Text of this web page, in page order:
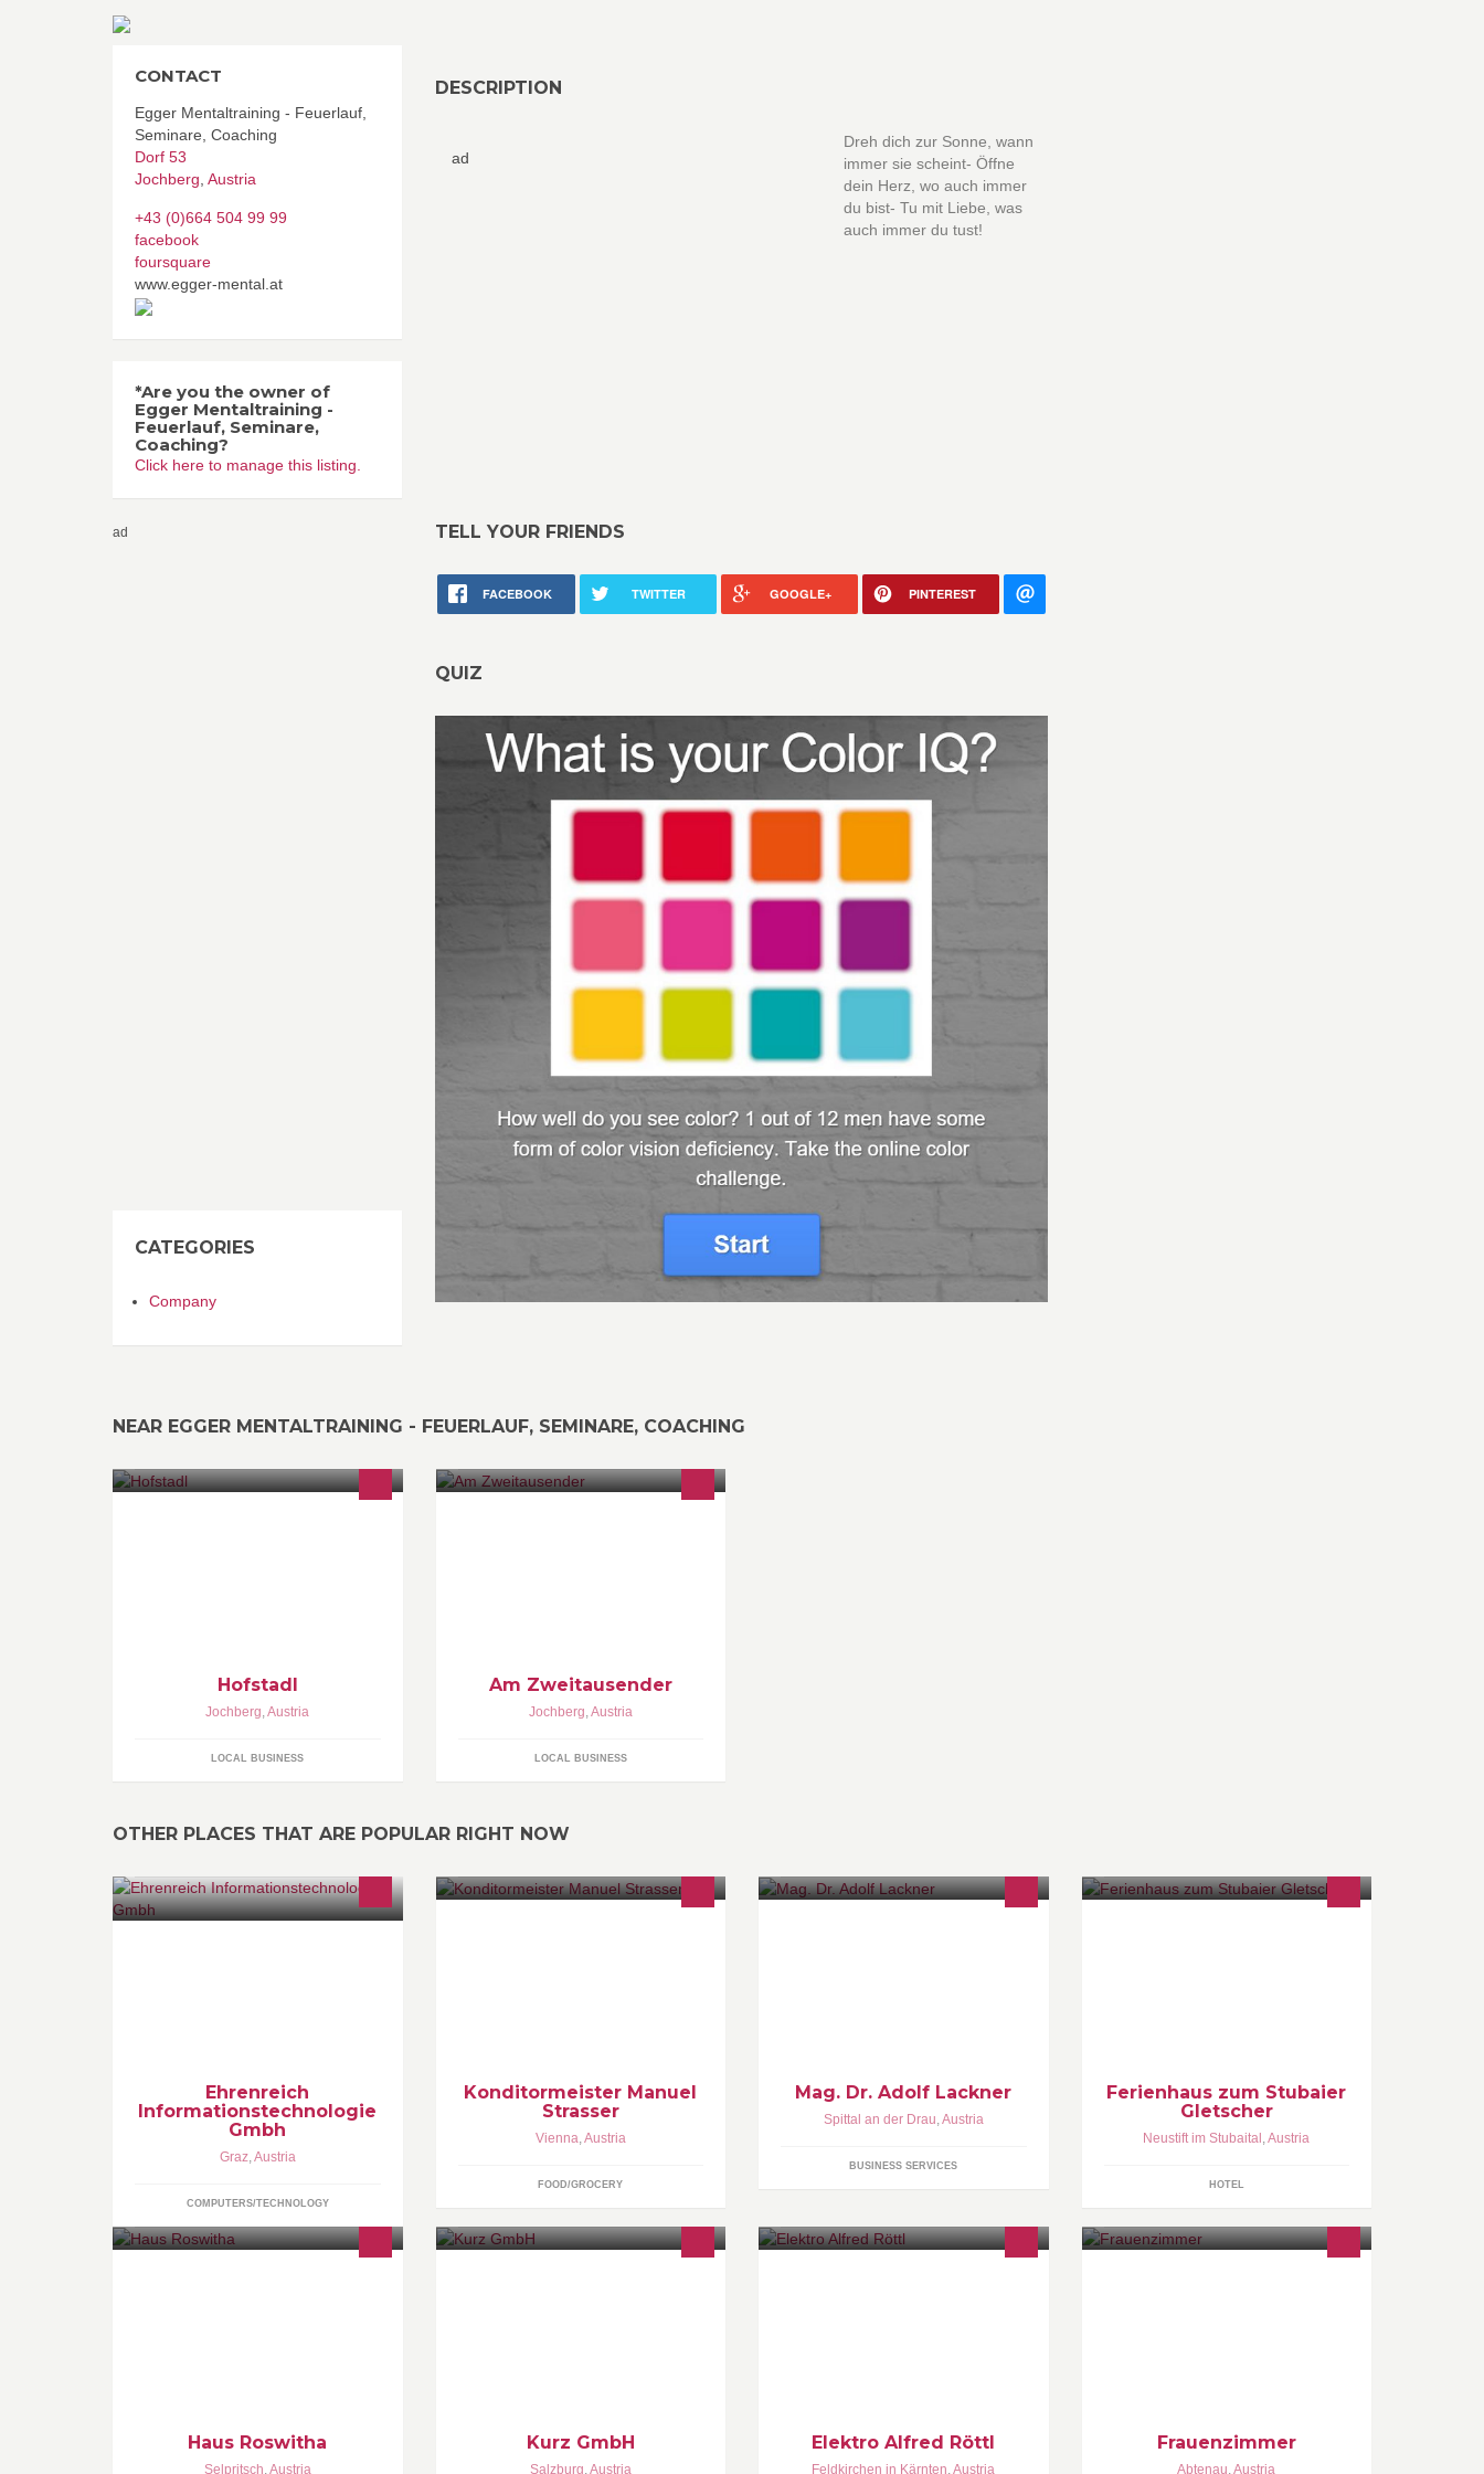
DESCRIPTION
ad
Dreh dich zur Sonne, wann
immer sie scheint- Öffne
dein Herz, wo auch immer
du bist- Tu mit Liebe, was
auch immer du tust!
TELL YOUR FRIENDS
FACEBOOK TWITTER GOOGLE+ PINTEREST
QUIZ
CONTACT
Egger Mentaltraining - Feuerlauf,
Seminare, Coaching
Dorf 53
Jochberg Austria
+43 (0)664 504 99 99
facebook
foursquare
www.egger-mental.at
*Are you the owner of
Egger Mentaltraining -
Feuerlauf, Seminare,
Coaching?
Click here to manage this listing.
ad
CATEGORIES
Company
NEAR EGGER MENTALTRAINING - FEUERLAUF, SEMINARE, COACHING
Hofstadl
Jochberg,Austria
LOCAL BUSINESS
Am Zweitausender
Jochberg,Austria
LOCAL BUSINESS
OTHER PLACES THAT ARE POPULAR RIGHT NOW
Ehrenreich
Informationstechnologie
Gmbh
Graz,Austria
COMPUTERS/TECHNOLOGY
Businesstorten, usw...
Konditormeister Manuel
Strasser
Vienna,Austria
FOOD/GROCERY
Mag. Dr. Adolf Lackner
Spittal an der Drau,Austria
BUSINESS SERVICES
Ferienhaus zum Stubaier
Gletscher
Neustift im Stubaital ,Austria
HOTEL
Haus Roswitha
Selpritsch,Austria
Kurz GmbH
Salzburg,Austria
Elektro Alfred Röttl
Feldkirchen in Kärnten,Austria
Frauenzimmer
Abtenau,Austria